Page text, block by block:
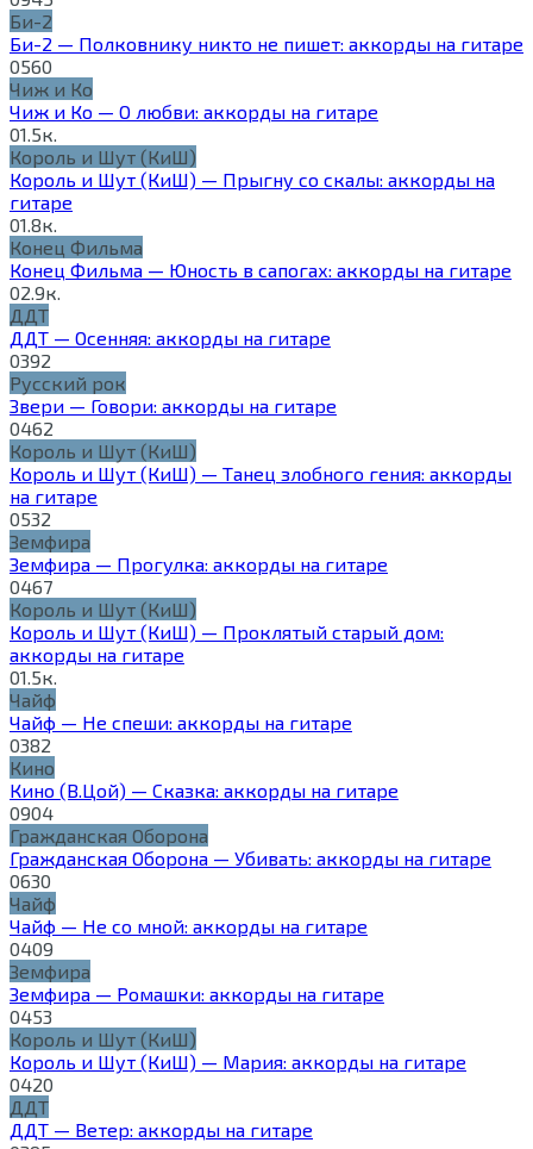
Би-2
Би-2 — Полковнику никто не пишет: аккорды на гитаре
0560
Чиж и Ко
Чиж и Ко — О любви: аккорды на гитаре
01.5к.
Король и Шут (КиШ)
Король и Шут (КиШ) — Прыгну со скалы: аккорды на
гитаре
01.8к.
Конец Фильма
Конец Фильма — Юность в сапогах: аккорды на гитаре
02.9к.
ДДТ
ДДТ — Осенняя: аккорды на гитаре
0392
Русский рок
Звери — Говори: аккорды на гитаре
0462
Король и Шут (КиШ)
Король и Шут (КиШ) — Танец злобного гения: аккорды
на гитаре
0532
Земфира
Земфира — Прогулка: аккорды на гитаре
0467
Король и Шут (КиШ)
Король и Шут (КиШ) — Проклятый старый дом:
аккорды на гитаре
01.5к.
Чайф
Чайф — Не спеши: аккорды на гитаре
0382
Кино
Кино (В.Цой) — Сказка: аккорды на гитаре
0904
Гражданская Оборона
Гражданская Оборона — Убивать: аккорды на гитаре
0630
Чайф
Чайф — Не со мной: аккорды на гитаре
0409
Земфира
Земфира — Ромашки: аккорды на гитаре
0453
Король и Шут (КиШ)
Король и Шут (КиШ) — Мария: аккорды на гитаре
0420
ДДТ
ДДТ — Ветер: аккорды на гитаре